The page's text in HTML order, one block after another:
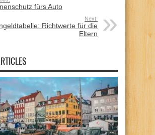
fürs Auto
Next:
Richtwerte für die
Eltern